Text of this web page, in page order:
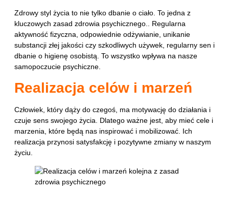
Zdrowy styl życia to nie tylko dbanie o ciało. To jedna z
kluczowych zasad zdrowia psychicznego.. Regularna
aktywność fizyczna, odpowiednie odżywianie, unikanie
substancji złej jakości czy szkodliwych używek, regularny sen i
dbanie o higienę osobistą. To wszystko wpływa na nasze
samopoczucie psychiczne.
Realizacja celów i marzeń
Człowiek, który dąży do czegoś, ma motywację do działania i
czuje sens swojego życia. Dlatego ważne jest, aby mieć cele i
marzenia, które będą nas inspirować i mobilizować. Ich
realizacja przynosi satysfakcję i pozytywne zmiany w naszym
życiu.